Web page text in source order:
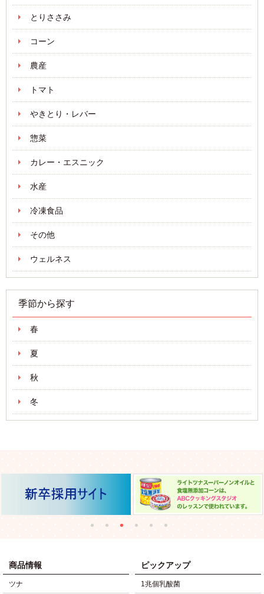
とりささみ
コーン
農産
トマト
やきとり・レバー
惣菜
カレー・エスニック
水産
冷凍食品
その他
ウェルネス
季節から探す
春
夏
秋
冬
商品情報
ツナ
ピックアップ
1兆個乳酸菌